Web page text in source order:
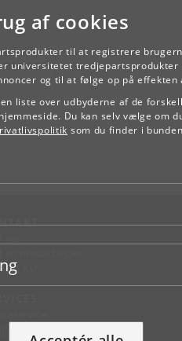
af cookies
til at registrere
universitetet
og til at følge op på effekten
liste over udbyderne af de
Du kan selv vælge om
som du finder i
TILBAGE
KU